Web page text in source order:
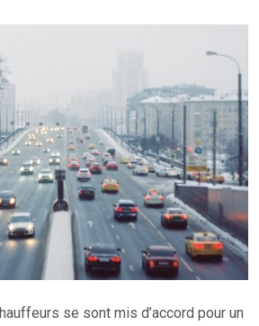
se sont mis d’accord pour un